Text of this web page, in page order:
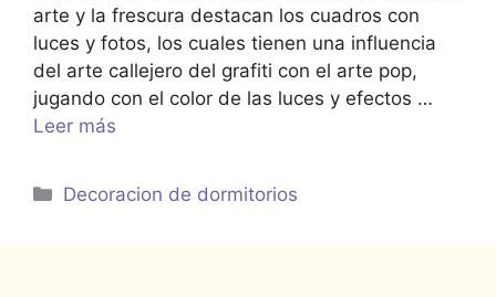
arte y la frescura destacan los cuadros con
luces y fotos, los cuales tienen una influencia
del arte callejero del grafiti con el arte pop,
jugando con el color de las luces y efectos …
Leer más
Categorías
Decoracion de dormitorios